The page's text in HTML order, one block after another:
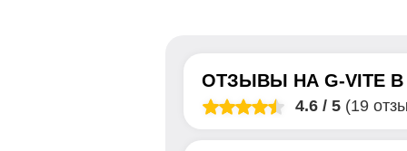
ОТЗЫВЫ НА G-VITEВ
4.6/ 5 (19